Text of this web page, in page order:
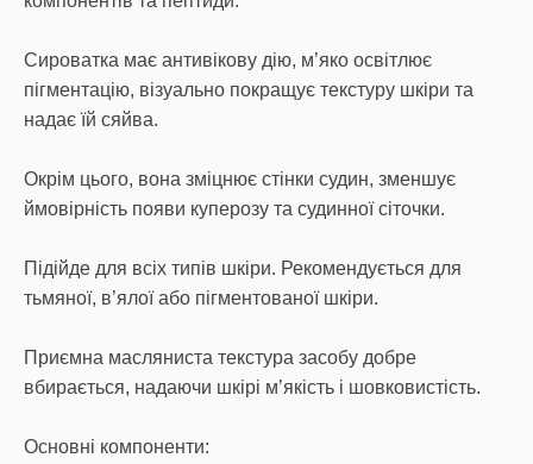
Сироватка має антивікову дію, м’яко освітлює
пігментацію, візуально покращує текстуру шкіри та
надає їй сяйва.
Окрім цього, вона зміцнює стінки судин, зменшує
ймовірність появи куперозу та судинної сіточки.
Підійде для всіх типів шкіри. Рекомендується для
тьмяної, в’ялої або пігментованої шкіри.
Приємна масляниста текстура засобу добре
вбирається, надаючи шкірі м’якість і шовковистість.
Основні компоненти: